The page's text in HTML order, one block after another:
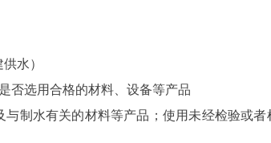
水）
否选用合格的材料、设备等产品
制水有关的材料等产品；使用未经检验或